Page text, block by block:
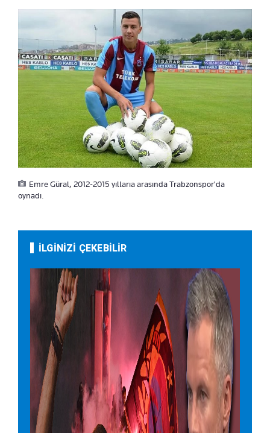
Emre Güral, 2012-2015 yıllarıa arasında Trabzonspor'da
oynadı.
İLGİNİZİ ÇEKEBİLİR